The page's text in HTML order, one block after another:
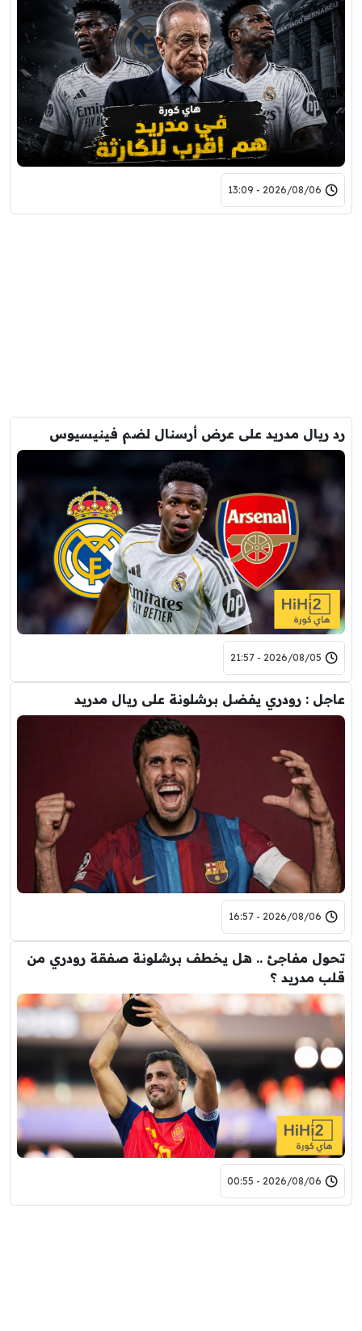
2026/08/06 - 13:09
رد ريال مدريد على عرض أرسنال لضم فينيسيوس
2026/08/05 - 21:57
عاجل : رودري يفضل برشلونة على ريال مدريد
2026/08/06 - 16:57
تحول مفاجئ .. هل يخطف برشلونة صفقة رودري من
قلب مدريد ؟
2026/08/06 - 00:55